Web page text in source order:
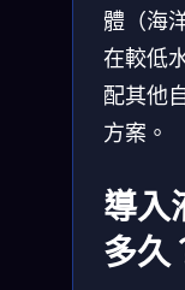
體（海
在較低
配其他
方案。
導入
多久